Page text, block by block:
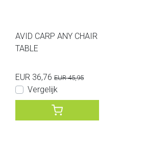
AVID CARP ANY CHAIR
TABLE
EUR 36,76 EUR 45,95
Vergelijk